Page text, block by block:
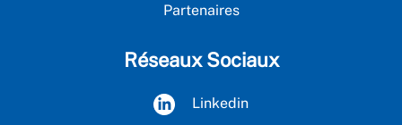
Partenaires
Réseaux Sociaux
Linkedin